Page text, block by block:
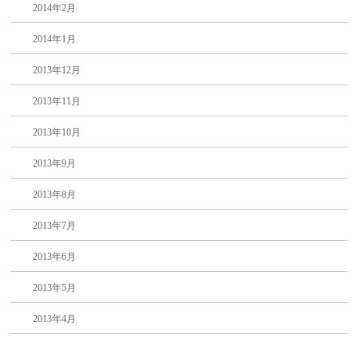
2014年2月
2014年1月
2013年12月
2013年11月
2013年10月
2013年9月
2013年8月
2013年7月
2013年6月
2013年5月
2013年4月